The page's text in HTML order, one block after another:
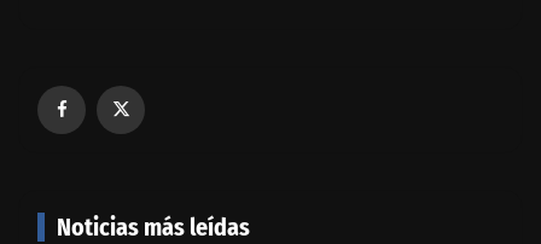
Noticias más leídas